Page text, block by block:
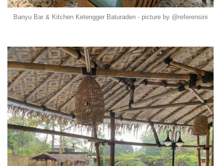
Banyu Bar & Kitchen Ketengger Baturaden - picture by @referensini